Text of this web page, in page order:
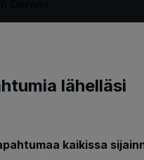
lähelläsi
kaikissa